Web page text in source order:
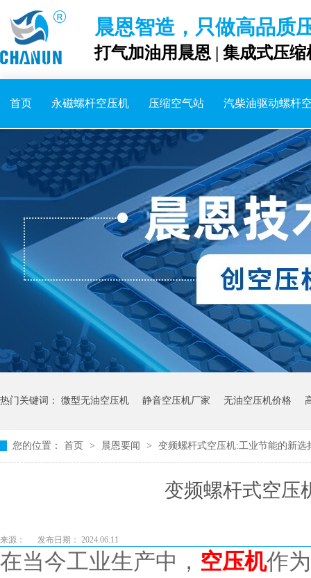
晨恩智造，只做高品质
打气加油用晨恩 | 集成式压
首页 永磁螺杆空压机 压缩空气站 汽柴油驱动螺杆
热门关键词： 微型无油空压机 静音空压机厂家 无油空压机价格
您的位置： 首页 > 晨恩要闻 > 变频螺杆式空压机:工业节能的新选
变频螺杆式空压
来源： 发布日期： 2024.06.11
在当今工业生产中， 空压机作